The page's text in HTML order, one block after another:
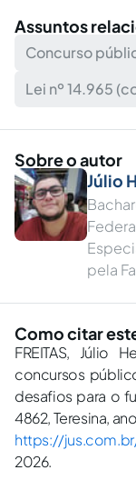
Assuntos
Concurso
Lei nº 14.965
Sobre o autor
Júlio
pela
Como citar
FREITAS, Júlio
concursos
desafios para o
4862, Teresina,
https://
2026.